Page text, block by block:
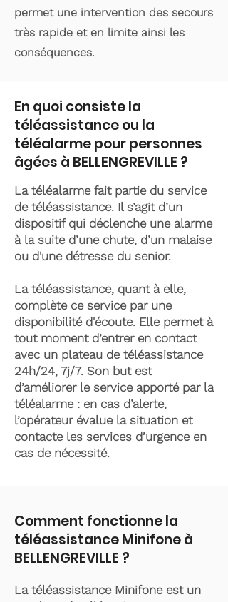
permet une intervention des secours
très rapide et en limite ainsi les
conséquences.
En quoi consiste la
téléassistance ou la
téléalarme pour personnes
âgées à BELLENGREVILLE ?
La téléalarme fait partie du service
de téléassistance. Il s’agit d’un
dispositif qui déclenche une alarme
à la suite d’une chute, d’un malaise
ou d'une détresse du senior.
La téléassistance, quant à elle,
complète ce service par une
disponibilité d'écoute. Elle permet à
tout moment d’entrer en contact
avec un plateau de téléassistance
24h/24, 7j/7. Son but est
d’améliorer le service apporté par la
téléalarme : en cas d’alerte,
l’opérateur évalue la situation et
contacte les services d’urgence en
cas de nécessité.
Comment fonctionne la
téléassistance Minifone à
BELLENGREVILLE ?
La téléassistance Minifone est un